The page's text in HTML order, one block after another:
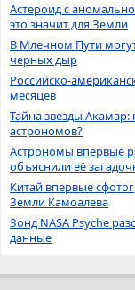
Астероид с
это значит для Земли
В Млечном Пути
черных дыр
Российско-
месяцев
Тайна звезды Акамар:
астрономов?
Астрономы впервые
объяснили её
Китай впервые
Земли Камоалева
Зонд NASA Psyche
данные